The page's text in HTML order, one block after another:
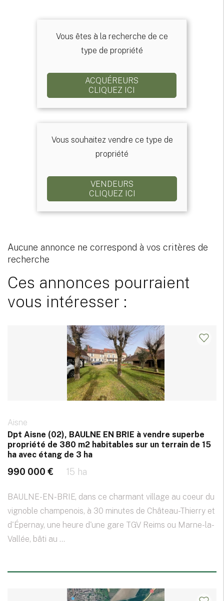
Vous êtes à la recherche de ce
type de propriété
ACQUÉREURS
CLIQUEZ ICI
Vous souhaitez vendre ce type de
propriété
VENDEURS
CLIQUEZ ICI
Aucune annonce ne correspond à vos critères de
recherche
Ces annonces pourraient
vous intéresser :
Aisne
Dpt Aisne (02), BAULNE EN BRIE à vendre superbe
propriété de 380 m2 habitables sur un terrain de 15
ha avec étang de 3 ha
990 000 € 15 ha
BAULNE-EN-BRIE, dans ce charmant village au coeur du
vignoble champenois, à 30 minutes de Château-Thierry et
d'Épernay, une heure d'une gare TGV Reims ou Marne-la-
Vallée, bâti au ...